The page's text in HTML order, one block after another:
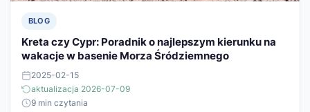
BLOG
Kreta czy Cypr: Poradnik o najlepszym kierunku na
wakacje w basenie Morza Śródziemnego
2025-02-15
aktualizacja 2026-07-09
9 min czytania